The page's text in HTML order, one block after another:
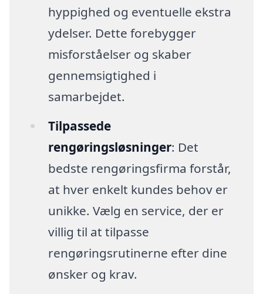
hyppighed og eventuelle ekstra
ydelser. Dette forebygger
misforståelser og skaber
gennemsigtighed i
samarbejdet.
Tilpassede
rengøringsløsninger: Det
bedste rengøringsfirma forstår,
at hver enkelt kundes behov er
unikke. Vælg en service, der er
villig til at tilpasse
rengøringsrutinerne efter dine
ønsker og krav.